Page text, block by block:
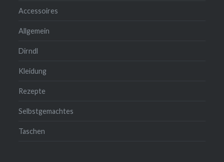
Accessoires
Allgemein
Dirndl
Kleidung
Rezepte
Selbstgemachtes
Taschen